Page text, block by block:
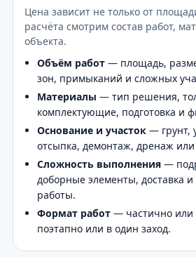
Цена зависит не только от
расчёта смотрим состав работ,
объекта.
Объём работ — площадь,
зон, примыканий и сложных
Материалы — тип решения,
комплектующие, подготовка и
Основание и участок — грунт,
отсыпка, демонтаж, дренаж или
Сложность выполнения —
доборные элементы, доставка
работы.
Формат работ — частично или
поэтапно или в один заход.